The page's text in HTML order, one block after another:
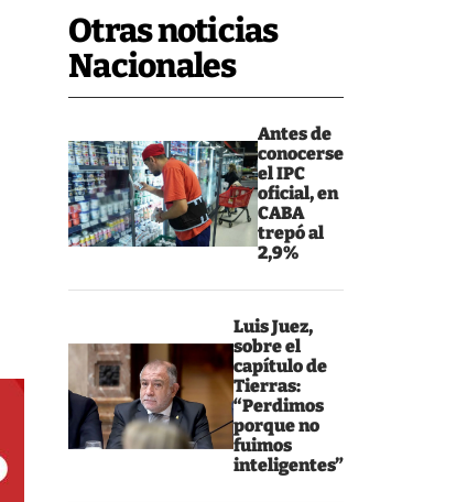
Otras noticias
Nacionales
Antes de
conocerse
el IPC
oficial, en
CABA
trepó al
2,9%
Luis Juez,
sobre el
capítulo de
Tierras:
“Perdimos
porque no
fuimos
inteligentes”